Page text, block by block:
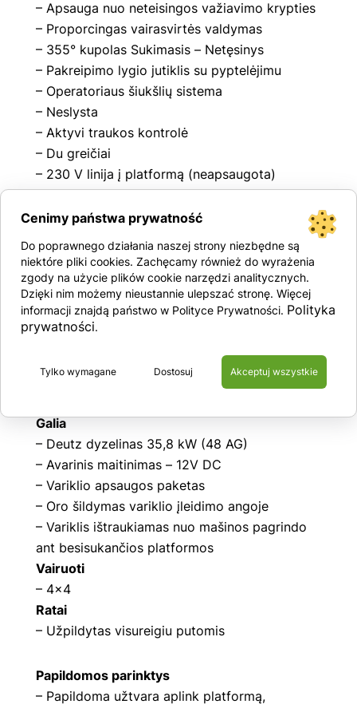
– Apsauga nuo neteisingos važiavimo krypties
– Proporcingas vairasvirtės valdymas
– 355° kupolas Sukimasis – Netęsinys
– Pakreipimo lygio jutiklis su pyptelėjimu
– Operatoriaus šiukšlių sistema
– Neslysta
– Aktyvi traukos kontrolė
– Du greičiai
– 230 V linija į platformą (neapsaugota)
– Ragas
– Garsinis signalas
– Per didelio posvyrio signalizacija
– Valandų skaitiklis
– Sertifikuota svorio sistema mašinos
krepšelyje
– Telematikos sistemos jungtis – paruošimas
darbui su GPS moduliu
Galia
– Deutz dyzelinas 35,8 kW (48 AG)
– Avarinis maitinimas – 12V DC
– Variklio apsaugos paketas
– Oro šildymas variklio įleidimo angoje
– Variklis ištraukiamas nuo mašinos pagrindo
ant besisukančios platformos
Vairuoti
– 4×4
Ratai
– Užpildytas visureigiu putomis
Papildomos parinktys
– Papildoma užtvara aplink platformą,
Cenimy państwa prywatność
Do poprawnego działania naszej strony niezbędne są
niektóre pliki cookies. Zachęcamy również do wyrażenia
zgody na użycie plików cookie narzędzi analitycznych.
Dzięki nim możemy nieustannie ulepszać stronę. Więcej
informacji znajdą państwo w Polityce Prywatności. Polityka
prywatności.
Dostosuj
Tylko wymagane Akceptuj wszystkie